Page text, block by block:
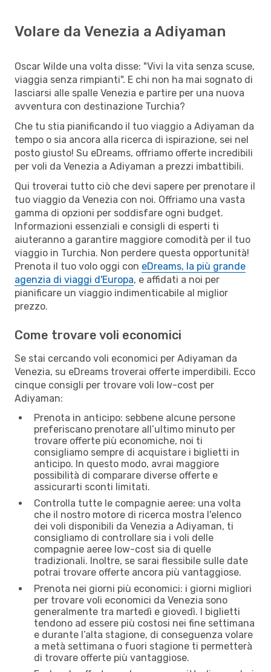
Volare da Venezia a Adiyaman
Oscar Wilde una volta disse: "Vivi la vita senza scuse,
viaggia senza rimpianti". E chi non ha mai sognato di
lasciarsi alle spalle Venezia e partire per una nuova
avventura con destinazione Turchia?
Che tu stia pianificando il tuo viaggio a Adiyaman da
tempo o sia ancora alla ricerca di ispirazione, sei nel
posto giusto! Su eDreams, offriamo offerte incredibili
per voli da Venezia a Adiyaman a prezzi imbattibili.
Qui troverai tutto ciò che devi sapere per prenotare il
tuo viaggio da Venezia con noi. Offriamo una vasta
gamma di opzioni per soddisfare ogni budget.
Informazioni essenziali e consigli di esperti ti
aiuteranno a garantire maggiore comodità per il tuo
viaggio in Turchia. Non perdere questa opportunità!
Prenota il tuo volo oggi con eDreams, la più grande
agenzia di viaggi d'Europa, e affidati a noi per
pianificare un viaggio indimenticabile al miglior
prezzo.
Come trovare voli economici
Se stai cercando voli economici per Adiyaman da
Venezia, su eDreams troverai offerte imperdibili. Ecco
cinque consigli per trovare voli low-cost per
Adiyaman:
Prenota in anticipo: sebbene alcune persone
preferiscano prenotare all’ultimo minuto per
trovare offerte più economiche, noi ti
consigliamo sempre di acquistare i biglietti in
anticipo. In questo modo, avrai maggiore
possibilità di comparare diverse offerte e
assicurarti sconti limitati.
Controlla tutte le compagnie aeree: una volta
che il nostro motore di ricerca mostra l'elenco
dei voli disponibili da Venezia a Adiyaman, ti
consigliamo di controllare sia i voli delle
compagnie aeree low-cost sia di quelle
tradizionali. Inoltre, se sarai flessibile sulle date
potrai trovare offerte ancora più vantaggiose.
Prenota nei giorni più economici: i giorni migliori
per trovare voli economici da Venezia sono
generalmente tra martedì e giovedì. I biglietti
tendono ad essere più costosi nei fine settimana
e durante l’alta stagione, di conseguenza volare
a metà settimana o fuori stagione ti permetterà
di trovare offerte più vantaggiose.